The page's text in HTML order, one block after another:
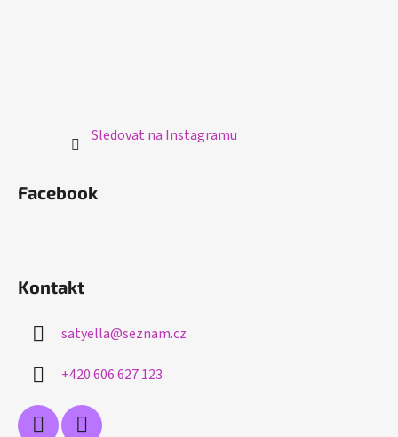
Sledovat na Instagramu
Facebook
Kontakt
satyella@seznam.cz
+420 606 627 123